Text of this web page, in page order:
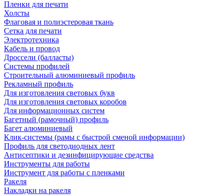
Пленки для печати
Холсты
Флаговая и полиэстеровая ткань
Сетка для печати
Электротехника
Кабель и провод
Дроссели (балласты)
Системы профилей
Строительный алюминиевый профиль
Рекламный профиль
Для изготовления световых букв
Для изготовления световых коробов
Для информационных систем
Багетный (рамочный) профиль
Багет алюминиевый
Клик-системы (рамы с быстрой сменой информации)
Профиль для светодиодных лент
Антисептики и дезинфицирующие средства
Инструменты для работы
Инструмент для работы с пленками
Ракеля
Накладки на ракеля